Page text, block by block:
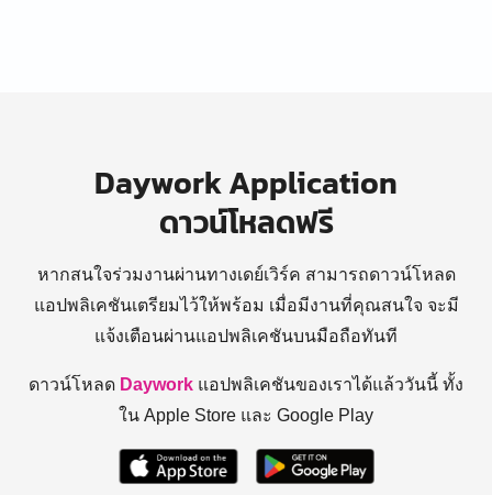
Daywork Application
ดาวน์โหลดฟรี
หากสนใจร่วมงานผ่านทางเดย์เวิร์ค สามารถดาวน์โหลด
แอปพลิเคชันเตรียมไว้ให้พร้อม เมื่อมีงานที่คุณสนใจ จะมี
แจ้งเตือนผ่านแอปพลิเคชันบนมือถือทันที
ดาวน์โหลด Daywork แอปพลิเคชันของเราได้แล้ววันนี้ ทั้ง
ใน Apple Store และ Google Play